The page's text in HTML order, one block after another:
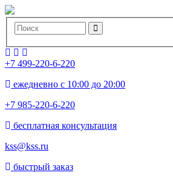
+7 499-220-6-220
ежедневно с 10:00 до 20:00
+7 985-220-6-220
бесплатная консультация
kss@kss.ru
быстрый заказ